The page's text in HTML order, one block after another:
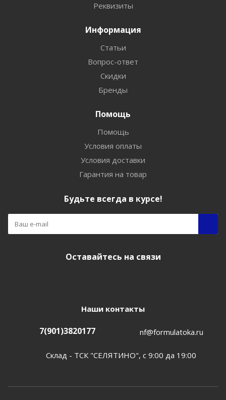
Реквизиты
Информация
Статьи
Вопрос-ответ
Скидки
Бренды
Помощь
Помощь
Условия оплаты
Условия доставки
Гарантия на товар
Будьте всегда в курсе!
Оставайтесь на связи
Наши контакты
7(901)3820177 nf@formulatoka.ru
Склад - ТСК "СЕЛЯТИНО", с 9:00 да 19:00